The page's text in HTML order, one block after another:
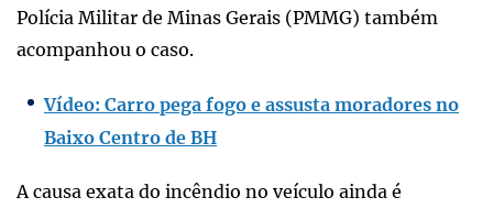
Polícia Militar de Minas Gerais (PMMG) também
acompanhou o caso.
Vídeo: Carro pega fogo e assusta moradores no
Baixo Centro de BH
A causa exata do incêndio no veículo ainda é